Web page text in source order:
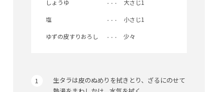
しょうゆ 大さじ1
塩 小さじ1
ゆずの皮すりおろし 少々
生タラは皮のぬめりを拭きとり、ざるにのせて